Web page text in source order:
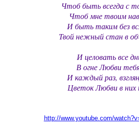
Чтоб быть всегда с
Чтоб мне твоим
И быть таким без
Твой нежный стан в
И целовать все
В огне Любви
И каждый раз,
Цветок Любви в них
http://www.youtube.com/